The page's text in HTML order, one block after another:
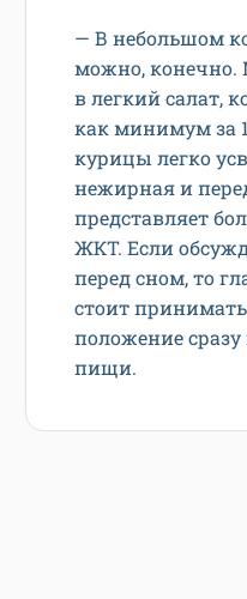
— В небольшом
можно, конечно.
в легкий салат,
как минимум за
курицы легко
нежирная и
представляет
ЖКТ. Если
перед сном, то
стоит
положение
пищи.